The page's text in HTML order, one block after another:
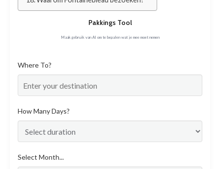
Pakkings Tool
Maak gebruik van AI om te bepalen wat je mee moet nemen
Where To?
How Many Days?
Select Month...